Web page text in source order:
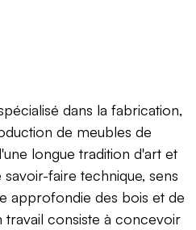
dans la fabrication,
de meubles de
longue tradition d'art et
savoir-faire technique, sens
approfondie des bois et de
consiste à concevoir